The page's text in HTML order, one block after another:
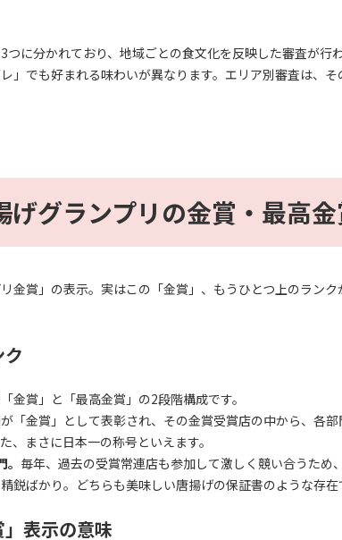
に分かれており、地域ごとの食文化を反映した審査が行
」でも好まれる味わいが異なります。エリア別審査は、
げグランプリの金賞・最高
金賞」の表示。実はこの「金賞」、もうひとつ上のランク
金賞」と「最高金賞」の2段階構成です。
「金賞」として表彰され、その金賞受賞店の中から、各
、まさに日本一の称号といえます。
毎年、過去の受賞常連店も参加して激しく競い合うた
鋭ばかり。どちらも美味しい唐揚げの保証書のような存在
表示の意味